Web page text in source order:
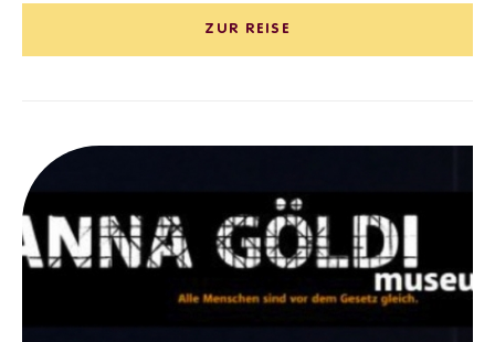
ZUR REISE